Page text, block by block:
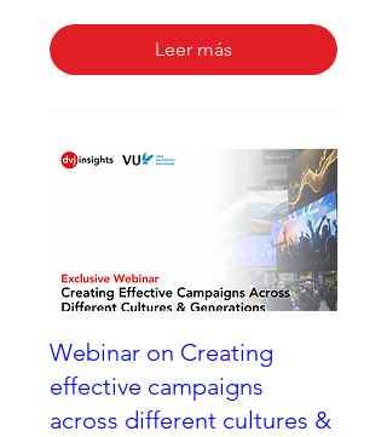
Leer más
Webinar on Creating
effective campaigns
across different cultures &